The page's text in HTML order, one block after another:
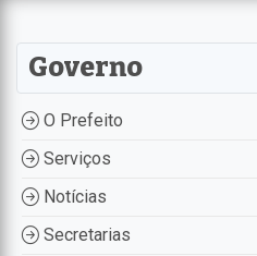
Governo
O Prefeito
Serviços
Notícias
Secretarias